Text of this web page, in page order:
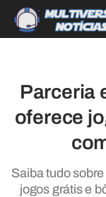
Parceria
oferece
Saiba tudo
jogos grátis e